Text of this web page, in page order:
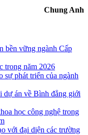
Chung Anh
bền vững ngành Cấp
trong năm 2026
sự phát triển của ngành
án về Bình đẳng giới
học công nghệ trong
với đại diện các trường